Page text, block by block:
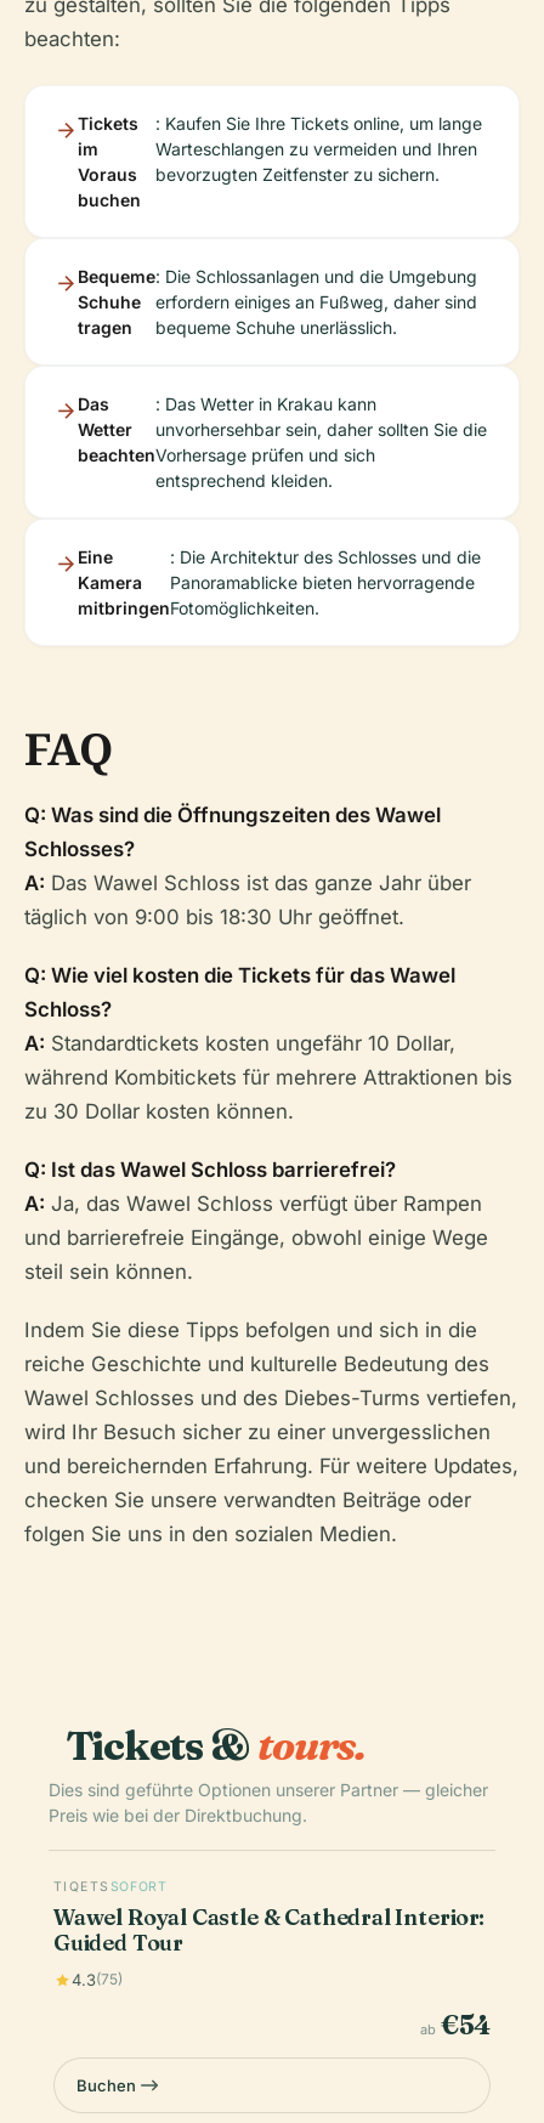
zu gestalten, sollten Sie die folgenden Tipps
beachten:
Tickets
im
Voraus
buchen
: Kaufen Sie Ihre Tickets online, um lange
Warteschlangen zu vermeiden und Ihren
bevorzugten Zeitfenster zu sichern.
Bequeme
Schuhe
tragen
: Die Schlossanlagen und die Umgebung
erfordern einiges an Fußweg, daher sind
bequeme Schuhe unerlässlich.
Das
Wetter
beachten
: Das Wetter in Krakau kann
unvorhersehbar sein, daher sollten Sie die
Vorhersage prüfen und sich
entsprechend kleiden.
Eine
Kamera
mitbringen
: Die Architektur des Schlosses und die
Panoramablicke bieten hervorragende
Fotomöglichkeiten.
FAQ
Q: Was sind die Öffnungszeiten des Wawel
Schlosses?
A: Das Wawel Schloss ist das ganze Jahr über
täglich von 9:00 bis 18:30 Uhr geöffnet.
Q: Wie viel kosten die Tickets für das Wawel
Schloss?
A: Standardtickets kosten ungefähr 10 Dollar,
während Kombitickets für mehrere Attraktionen bis
zu 30 Dollar kosten können.
Q: Ist das Wawel Schloss barrierefrei?
A: Ja, das Wawel Schloss verfügt über Rampen
und barrierefreie Eingänge, obwohl einige Wege
steil sein können.
Indem Sie diese Tipps befolgen und sich in die
reiche Geschichte und kulturelle Bedeutung des
Wawel Schlosses und des Diebes-Turms vertiefen,
wird Ihr Besuch sicher zu einer unvergesslichen
und bereichernden Erfahrung. Für weitere Updates,
checken Sie unsere verwandten Beiträge oder
folgen Sie uns in den sozialen Medien.
Tickets &tours.
Dies sind geführte Optionen unserer Partner — gleicher
Preis wie bei der Direktbuchung.
TIQETS SOFORT
Wawel Royal Castle & Cathedral Interior:
Guided Tour
4.3(75)
ab €54
Buchen